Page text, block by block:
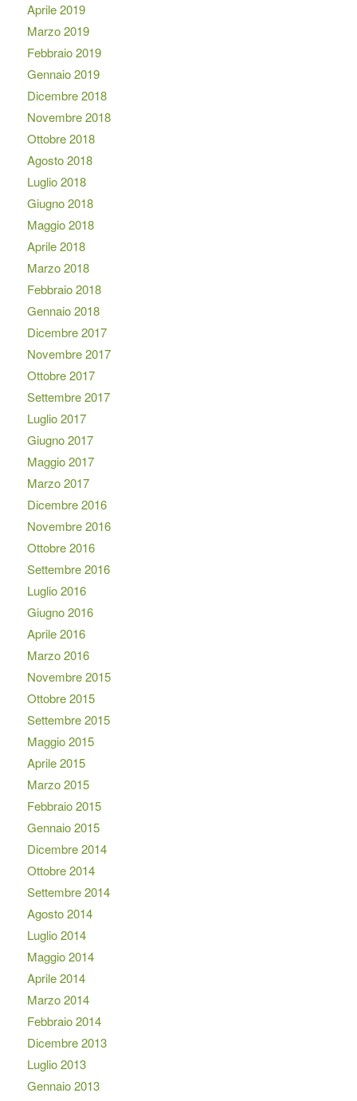
Aprile 2019
Marzo 2019
Febbraio 2019
Gennaio 2019
Dicembre 2018
Novembre 2018
Ottobre 2018
Agosto 2018
Luglio 2018
Giugno 2018
Maggio 2018
Aprile 2018
Marzo 2018
Febbraio 2018
Gennaio 2018
Dicembre 2017
Novembre 2017
Ottobre 2017
Settembre 2017
Luglio 2017
Giugno 2017
Maggio 2017
Marzo 2017
Dicembre 2016
Novembre 2016
Ottobre 2016
Settembre 2016
Luglio 2016
Giugno 2016
Aprile 2016
Marzo 2016
Novembre 2015
Ottobre 2015
Settembre 2015
Maggio 2015
Aprile 2015
Marzo 2015
Febbraio 2015
Gennaio 2015
Dicembre 2014
Ottobre 2014
Settembre 2014
Agosto 2014
Luglio 2014
Maggio 2014
Aprile 2014
Marzo 2014
Febbraio 2014
Dicembre 2013
Luglio 2013
Gennaio 2013